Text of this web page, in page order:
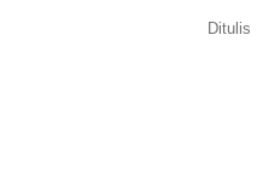
Ditulis